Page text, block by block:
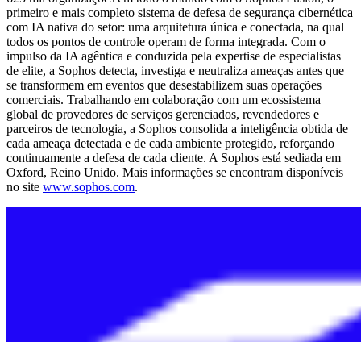
primeiro e mais completo sistema de defesa de segurança cibernética
com IA nativa do setor: uma arquitetura única e conectada, na qual
todos os pontos de controle operam de forma integrada. Com o
impulso da IA agêntica e conduzida pela expertise de especialistas
de elite, a Sophos detecta, investiga e neutraliza ameaças antes que
se transformem em eventos que desestabilizem suas operações
comerciais. Trabalhando em colaboração com um ecossistema
global de provedores de serviços gerenciados, revendedores e
parceiros de tecnologia, a Sophos consolida a inteligência obtida de
cada ameaça detectada e de cada ambiente protegido, reforçando
continuamente a defesa de cada cliente. A Sophos está sediada em
Oxford, Reino Unido. Mais informações se encontram disponíveis
no site www.sophos.com.